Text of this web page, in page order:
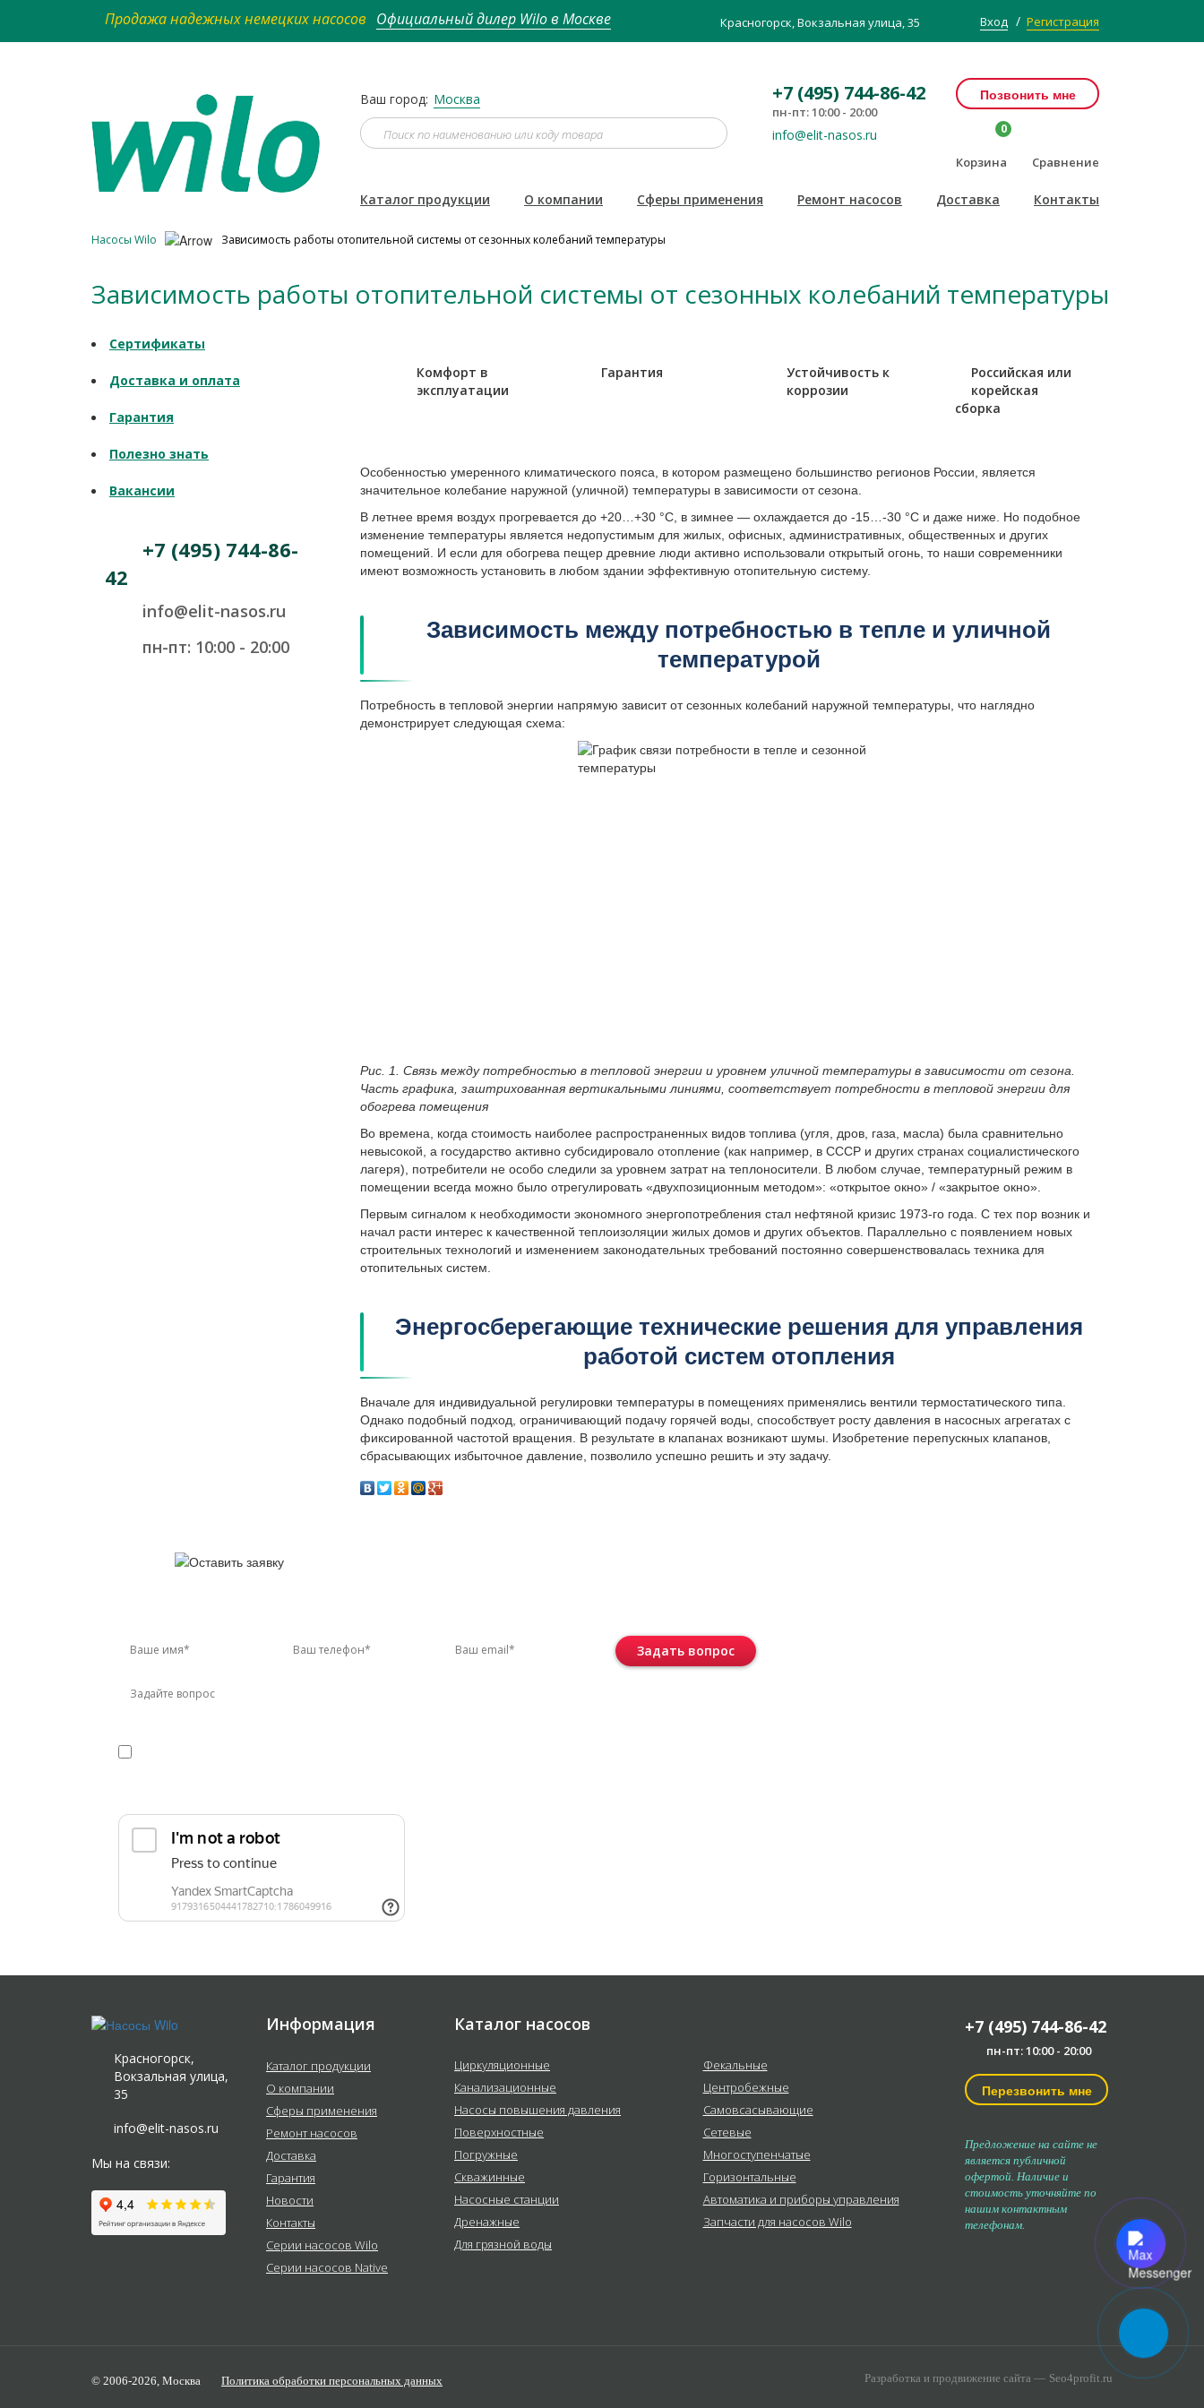
Продажа надежных немецких насосов Официальный дилер Wilo в Москве Красногорск, Вокзальная улица, 35 Вход / Регистрация
Ваш город: Москва +7 (495) 744-86-42
пн-пт: 10:00 - 20:00
info@elit-nasos.ru
Позвонить мне
Корзина
0
Сравнение
Каталог продукции О компании Сферы применения Ремонт насосов Доставка Контакты
Насосы Wilo Зависимость работы отопительной системы от сезонных колебаний температуры
Зависимость работы отопительной системы от сезонных колебаний температуры
Сертификаты
Доставка и оплата
Гарантия
Полезно знать
Вакансии
+7 (495) 744-86-
42
info@elit-nasos.ru
пн-пт: 10:00 - 20:00
Комфорт в
эксплуатации
Гарантия
Устойчивость к
коррозии
Российская или
корейская
сборка
Особенностью умеренного климатического пояса, в котором размещено большинство регионов России, является
значительное колебание наружной (уличной) температуры в зависимости от сезона.
В летнее время воздух прогревается до +20…+30 °С, в зимнее — охлаждается до -15…-30 °С и даже ниже. Но подобное
изменение температуры является недопустимым для жилых, офисных, административных, общественных и других
помещений. И если для обогрева пещер древние люди активно использовали открытый огонь, то наши современники
имеют возможность установить в любом здании эффективную отопительную систему.
Зависимость между потребностью в тепле и уличной
температурой
Потребность в тепловой энергии напрямую зависит от сезонных колебаний наружной температуры, что наглядно
демонстрирует следующая схема:
Рис. 1. Связь между потребностью в тепловой энергии и уровнем уличной температуры в зависимости от сезона.
Часть графика, заштрихованная вертикальными линиями, соответствует потребности в тепловой энергии для
обогрева помещения
Во времена, когда стоимость наиболее распространенных видов топлива (угля, дров, газа, масла) была сравнительно
невысокой, а государство активно субсидировало отопление (как например, в СССР и других странах социалистического
лагеря), потребители не особо следили за уровнем затрат на теплоносители. В любом случае, температурный режим в
помещении всегда можно было отрегулировать «двухпозиционным методом»: «открытое окно» / «закрытое окно».
Первым сигналом к необходимости экономного энергопотребления стал нефтяной кризис 1973-го года. С тех пор возник и
начал расти интерес к качественной теплоизоляции жилых домов и других объектов. Параллельно с появлением новых
строительных технологий и изменением законодательных требований постоянно совершенствовалась техника для
отопительных систем.
Энергосберегающие технические решения для управления
работой систем отопления
Вначале для индивидуальной регулировки температуры в помещениях применялись вентили термостатического типа.
Однако подобный подход, ограничивающий подачу горячей воды, способствует росту давления в насосных агрегатах с
фиксированной частотой вращения. В результате в клапанах возникают шумы. Изобретение перепускных клапанов,
сбрасывающих избыточное давление, позволило успешно решить и эту задачу.
Задать вопрос
Красногорск,
Вокзальная улица,
35
info@elit-nasos.ru
Мы на связи:
Информация
Каталог продукции
О компании
Сферы применения
Ремонт насосов
Доставка
Гарантия
Новости
Контакты
Серии насосов Wilo
Серии насосов Native
Каталог насосов
Циркуляционные
Канализационные
Насосы повышения давления
Поверхностные
Погружные
Скважинные
Насосные станции
Дренажные
Для грязной воды
Фекальные
Центробежные
Самовсасывающие
Сетевые
Многоступенчатые
Горизонтальные
Автоматика и приборы управления
Запчасти для насосов Wilo
+7 (495) 744-86-42
пн-пт: 10:00 - 20:00
Перезвонить мне
Предложение на сайте не
является публичной
офертой. Наличие и
стоимость уточняйте по
нашим контактным
телефонам.
© 2006-2026, Москва Политика обработки персональных данных Разработка и продвижение сайта — Seo4profit.ru